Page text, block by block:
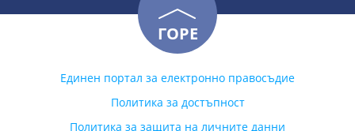
ГОРЕ
Единен портал за електронно правосъдие
Политика за достъпност
Политика за защита на личните данни